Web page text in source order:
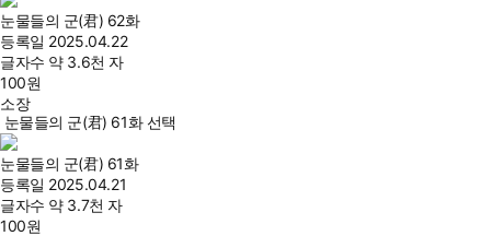
눈물들의 군(君) 62화
등록일 2025.04.22
글자수 약 3.6천 자
100원
소장
눈물들의 군(君) 61화 선택
눈물들의 군(君) 61화
등록일 2025.04.21
글자수 약 3.7천 자
100원